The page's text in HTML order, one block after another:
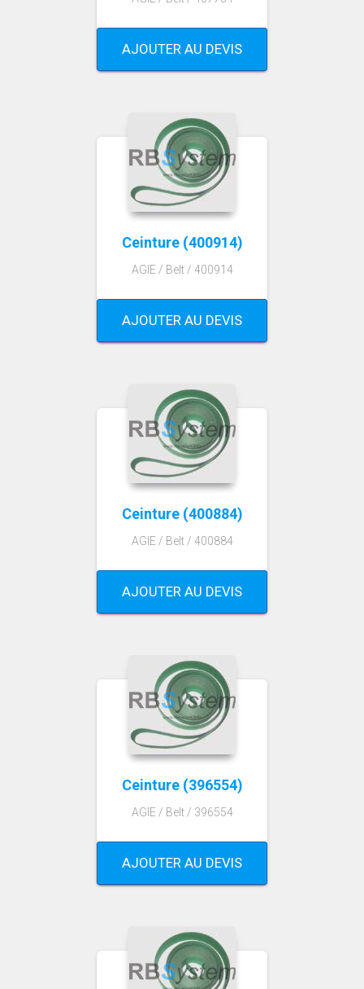
AJOUTER AU DEVIS
Ceinture (400914)
AGIE / Belt / 400914
AJOUTER AU DEVIS
Ceinture (400884)
AGIE / Belt / 400884
AJOUTER AU DEVIS
Ceinture (396554)
AGIE / Belt / 396554
AJOUTER AU DEVIS